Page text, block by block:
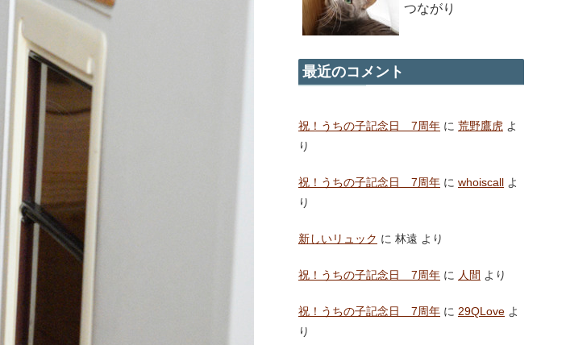
つながり
最近のコメント
祝！うちの子記念日 7周年 に 荒野鷹虎 よ
り
祝！うちの子記念日 7周年 に whoiscall よ
り
新しいリュック に 林遠 より
祝！うちの子記念日 7周年 に 人間 より
祝！うちの子記念日 7周年 に 29QLove よ
り